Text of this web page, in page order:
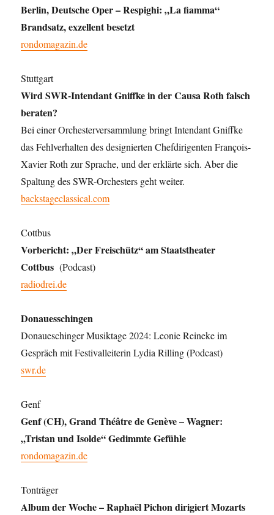
Berlin, Deutsche Oper – Respighi: „La fiamma“
Brandsatz, exzellent besetzt
rondomagazin.de
Stuttgart
Wird SWR-Intendant Gniffke in der Causa Roth falsch
beraten?
Bei einer Orchesterversammlung bringt Intendant Gniffke
das Fehlverhalten des designierten Chefdirigenten François-
Xavier Roth zur Sprache, und der erklärte sich. Aber die
Spaltung des SWR-Orchesters geht weiter.
backstageclassical.com
Cottbus
Vorbericht: „Der Freischütz“ am Staatstheater
Cottbus (Podcast)
radiodrei.de
Donauesschingen
Donaueschinger Musiktage 2024: Leonie Reineke im
Gespräch mit Festivalleiterin Lydia Rilling (Podcast)
swr.de
Genf
Genf (CH), Grand Théâtre de Genève – Wagner:
„Tristan und Isolde“ Gedimmte Gefühle
rondomagazin.de
Tonträger
Album der Woche – Raphaël Pichon dirigiert Mozarts